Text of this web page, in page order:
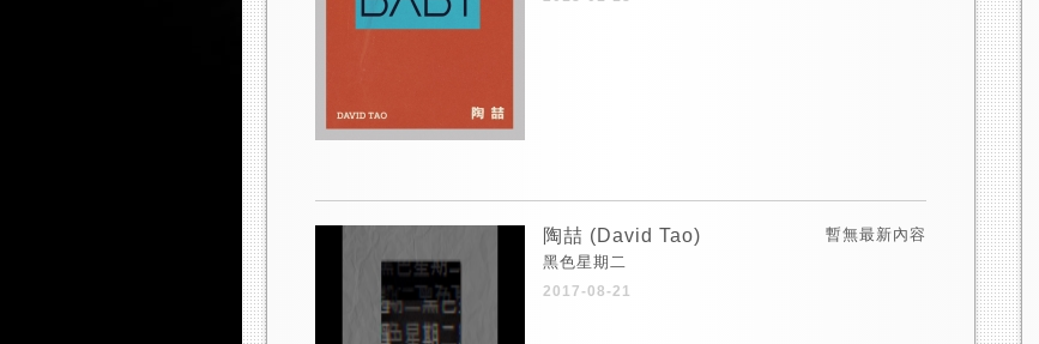
陶喆 (David Tao)
黑色星期二
2017-08-21
暫無最新內容